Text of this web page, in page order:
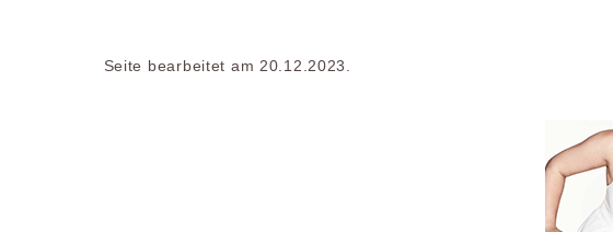
Seite bearbeitet am 20.12.2023.